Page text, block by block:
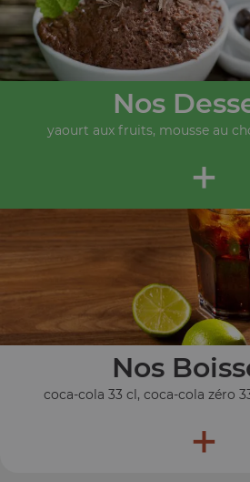
Nos
yaourt aux fruits, mousse au
+
Nos
coca-cola 33 cl, coca-cola zéro
+